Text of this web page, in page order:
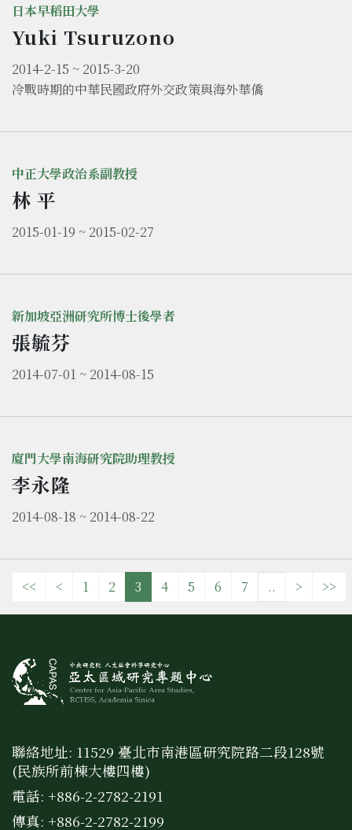
日本早稻田大學
Yuki Tsuruzono
2014-2-15 ~ 2015-3-20
冷戰時期的中華民國政府外交政策與海外華僑
中正大學政治系副教授
林 平
2015-01-19 ~ 2015-02-27
新加坡亞洲研究所博士後學者
張毓芬
2014-07-01 ~ 2014-08-15
廈門大學南海研究院助理教授
李永隆
2014-08-18 ~ 2014-08-22
<< < 1 2 3 4 5 6 7 .. > >>
聯絡地址: 11529 臺北市南港區研究院路二段128號
(民族所前棟大樓四樓)
電話: +886-2-2782-2191
傳真: +886-2-2782-2199